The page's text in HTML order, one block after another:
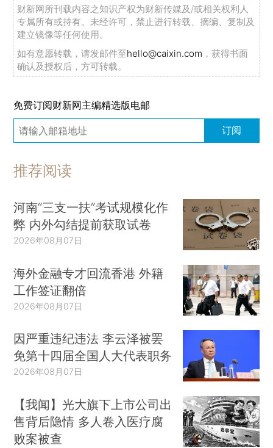
财新网所刊载内容之知识产权为财新传媒及/或相关权利人
专属所有或持有。未经许可，禁止进行转载、摘编、复制及
建立镜像等任何使用。
如有意愿转载，请发邮件至hello@caixin.com ，获得书面
确认及授权后，方可转载。
免费订阅财新网主编精选版电邮
订阅
推荐阅读
河南“三支一扶”考试规模化作
弊 内外勾结提前获取试卷
2026年08月07日
海外金融专才回流香港 外籍
工作签证翻倍
2026年08月07日
因严重违纪违法 李云泽被罢
免第十四届全国人大代表职务
2026年08月07日
【我闻】光大旗下上市公司出
售背后隐情 多人卷入医疗腐
败案被查